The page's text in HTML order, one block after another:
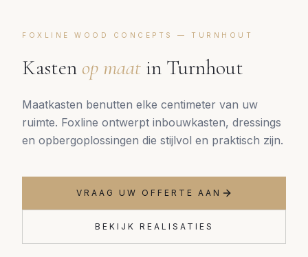
FOXLINE WOOD CONCEPTS — TURNHOUT
Kasten op maat in Turnhout
Maatkasten benutten elke centimeter van uw
ruimte. Foxline ontwerpt inbouwkasten, dressings
en opbergoplossingen die stijlvol en praktisch zijn.
VRAAG UW OFFERTE AAN
BEKIJK REALISATIES